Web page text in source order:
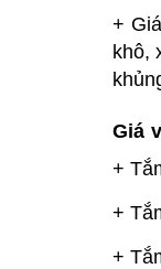
+
khô,
Giá
+
+
+